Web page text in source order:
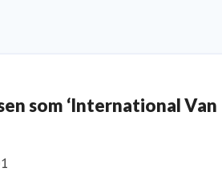
som ‘International Van